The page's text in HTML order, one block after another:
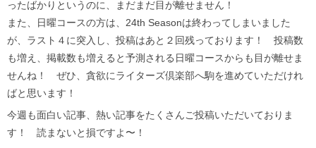
ったばかりというのに、まだまだ目が離せません！
また、日曜コースの方は、24th Seasonは終わってしまいました
が、ラスト４に突入し、投稿はあと２回残っております！ 投稿数
も増え、掲載数も増えると予測される日曜コースからも目が離せま
せんね！ ぜひ、貪欲にライターズ倶楽部へ駒を進めていただけれ
ばと思います！
今週も面白い記事、熱い記事をたくさんご投稿いただいておりま
す！ 読まないと損ですよ〜！